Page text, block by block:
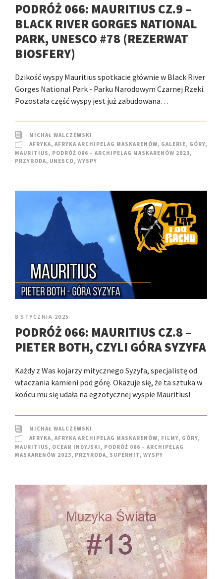
PODRÓŻ 066: MAURITIUS CZ.9 –
BLACK RIVER GORGES NATIONAL
PARK, UNESCO #78 (REZERWAT
BIOSFERY)
Dzikość wyspy Mauritius spotkacie głównie w Black River
Gorges National Park - Parku Narodowym Czarnej Rzeki.
Pozostała część wyspy jest już zabudowana…
MICHAŁ WALCZEWSKI
AFRYKA, AFRYKA ARCHIPELAG MASKARENÓW, GALERIE, GÓRY,
MAURITIUS , PODRÓŻ 066 – ARCHIPELAG MASKARENÓW 2023,
PRZYRODA, UNESCO, WYSPY
8 STYCZNIA 2025
PODRÓŻ 066: MAURITIUS CZ.8 –
PIETER BOTH, CZYLI GÓRA SYZYFA
Każdy z Was kojarzy mitycznego Syzyfa, specjalistę od
wtaczania kamieni pod górę. Okazuje się, że ta sztuka w
końcu mu się udała na egzotycznej wyspie Mauritius!
MICHAŁ WALCZEWSKI
AFRYKA, AFRYKA ARCHIPELAG MASKARENÓW, FILMY, GÓRY,
MAURITIUS , OCEAN INDYJSKI , PODRÓŻ 066 – ARCHIPELAG
MASKARENÓW 2023, PRZYRODA, SUPERHIT, WYSPY